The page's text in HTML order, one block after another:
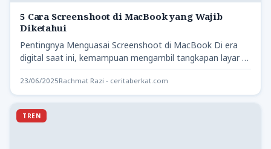
5 Cara Screenshoot di MacBook yang Wajib
Diketahui
Pentingnya Menguasai Screenshoot di MacBook Di era
digital saat ini, kemampuan mengambil tangkapan layar di
perangkat komputer menjadi…
23/06/2025Rachmat Razi - ceritaberkat.com
TREN